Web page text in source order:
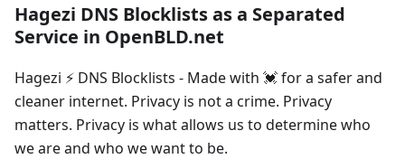
Hagezi DNS Blocklists as a Separated
Service in OpenBLD.net
Hagezi ⚡ DNS Blocklists - Made with 💓 for a safer and
cleaner internet. Privacy is not a crime. Privacy
matters. Privacy is what allows us to determine who
we are and who we want to be.